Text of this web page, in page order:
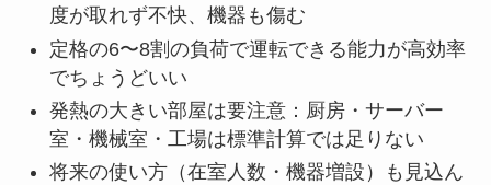
度が取れず不快、機器も傷む
定格の6〜8割の負荷で運転できる能力が高効率
でちょうどいい
発熱の大きい部屋は要注意：厨房・サーバー
室・機械室・工場は標準計算では足りない
将来の使い方（在室人数・機器増設）も見込ん